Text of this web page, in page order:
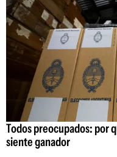
Todos preocupados: por
siente ganador